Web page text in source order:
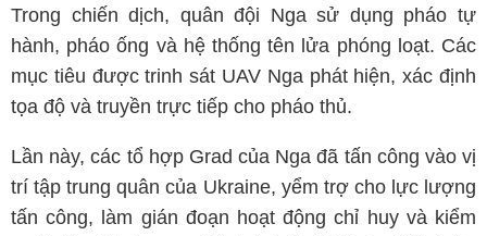
Trong chiến dịch, quân đội Nga sử dụng pháo tự
hành, pháo ống và hệ thống tên lửa phóng loạt. Các
mục tiêu được trinh sát UAV Nga phát hiện, xác định
tọa độ và truyền trực tiếp cho pháo thủ.
Lần này, các tổ hợp Grad của Nga đã tấn công vào vị
trí tập trung quân của Ukraine, yểm trợ cho lực lượng
tấn công, làm gián đoạn hoạt động chỉ huy và kiểm